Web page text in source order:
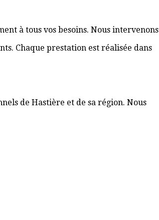
à tous vos besoins. Nous intervenons
Chaque prestation est réalisée dans
de Hastière et de sa région. Nous